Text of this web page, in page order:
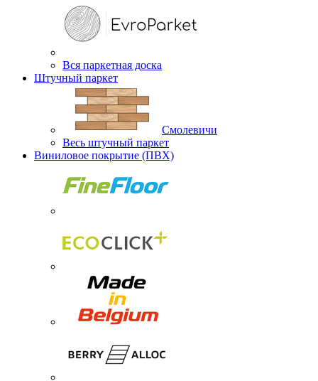
Вся паркетная доска
Штучный паркет
Смолевичи
Весь штучный паркет
Виниловое покрытие (ПВХ)